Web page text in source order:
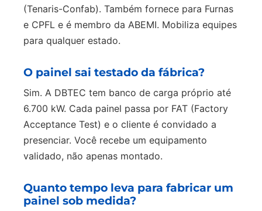
(Tenaris-Confab). Também fornece para Furnas
e CPFL e é membro da ABEMI. Mobiliza equipes
para qualquer estado.
O painel sai testado da fábrica?
Sim. A DBTEC tem banco de carga próprio até
6.700 kW. Cada painel passa por FAT (Factory
Acceptance Test) e o cliente é convidado a
presenciar. Você recebe um equipamento
validado, não apenas montado.
Quanto tempo leva para fabricar um
painel sob medida?